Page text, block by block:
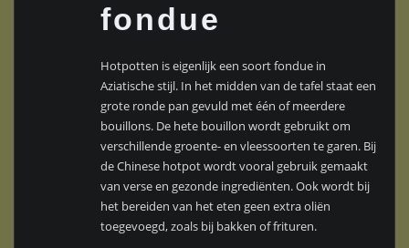
fondue
Hotpotten is eigenlijk een soort fondue in
Aziatische stijl. In het midden van de tafel staat een
grote ronde pan gevuld met één of meerdere
bouillons. De hete bouillon wordt gebruikt om
verschillende groente- en vleessoorten te garen. Bij
de Chinese hotpot wordt vooral gebruik gemaakt
van verse en gezonde ingrediënten. Ook wordt bij
het bereiden van het eten geen extra oliën
toegevoegd, zoals bij bakken of frituren.